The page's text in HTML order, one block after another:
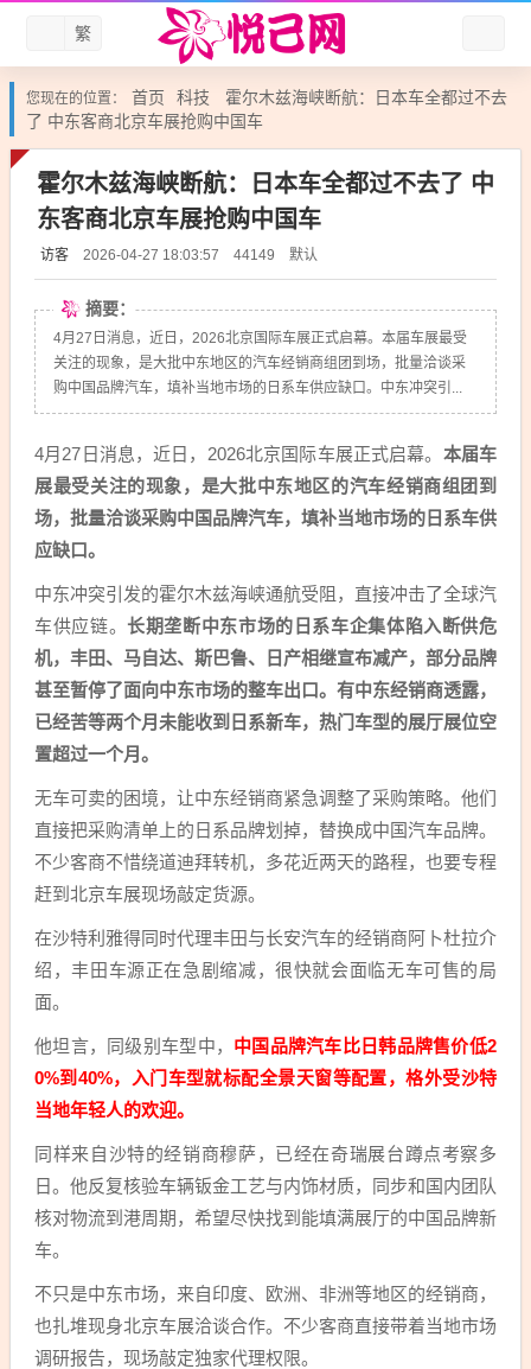
繁
您现在的位置： 首页 科技
霍尔木兹海峡断航：日本车全都过不去
了 中东客商北京车展抢购中国车
霍尔木兹海峡断航：日本车全都过不去了 中
东客商北京车展抢购中国车
访客 2026-04-27 18:03:57 44149 默认
摘要：
4月27日消息，近日，2026北京国际车展正式启幕。本届车展最受
关注的现象，是大批中东地区的汽车经销商组团到场，批量洽谈采
购中国品牌汽车，填补当地市场的日系车供应缺口。中东冲突引...
4月27日消息，近日，2026北京国际车展正式启幕。 本届车
展最受关注的现象，是大批中东地区的汽车经销商组团到
场，批量洽谈采购中国品牌汽车，填补当地市场的日系车供
应缺口。
中东冲突引发的霍尔木兹海峡通航受阻，直接冲击了全球汽
车供应链。长期垄断中东市场的日系车企集体陷入断供危
机，丰田、马自达、斯巴鲁、日产相继宣布减产，部分品牌
甚至暂停了面向中东市场的整车出口。有中东经销商透露，
已经苦等两个月未能收到日系新车，热门车型的展厅展位空
置超过一个月。
无车可卖的困境，让中东经销商紧急调整了采购策略。他们
直接把采购清单上的日系品牌划掉，替换成中国汽车品牌。
不少客商不惜绕道迪拜转机，多花近两天的路程，也要专程
赶到北京车展现场敲定货源。
在沙特利雅得同时代理丰田与长安汽车的经销商阿卜杜拉介
绍，丰田车源正在急剧缩减，很快就会面临无车可售的局
面。
他坦言，同级别车型中， 中国品牌汽车比日韩品牌售价低2
0%到40%，入门车型就标配全景天窗等配置，格外受沙特
当地年轻人的欢迎。
同样来自沙特的经销商穆萨，已经在奇瑞展台蹲点考察多
日。他反复核验车辆钣金工艺与内饰材质，同步和国内团队
核对物流到港周期，希望尽快找到能填满展厅的中国品牌新
车。
不只是中东市场，来自印度、欧洲、非洲等地区的经销商，
也扎堆现身北京车展洽谈合作。不少客商直接带着当地市场
调研报告，现场敲定独家代理权限。